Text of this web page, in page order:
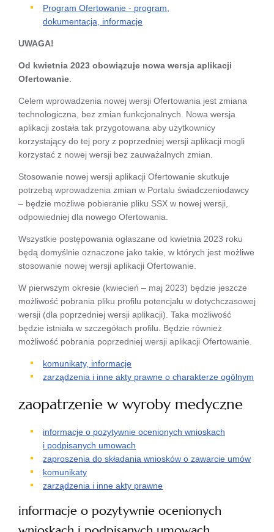
Program Ofertowanie - program,
dokumentacja, informacje
UWAGA!
Od kwietnia 2023 obowiązuje nowa wersja aplikacji
Ofertowanie
Celem wprowadzenia nowej wersji Ofertowania jest zmiana
technologiczna, bez zmian funkcjonalnych. Nowa wersja
aplikacji została tak przygotowana aby użytkownicy
korzystający do tej pory z poprzedniej wersji aplikacji mogli
korzystać z nowej wersji bez zauważalnych zmian.
Stosowanie nowej wersji aplikacji Ofertowanie skutkuje
potrzebą wprowadzenia zmian w Portalu świadczeniodawcy
– będzie możliwe pobieranie pliku SSX w nowej wersji,
odpowiedniej dla nowego Ofertowania.
Wszystkie postępowania ogłaszane od kwietnia 2023 roku
będą domyślnie oznaczone jako takie, w których jest możliwe
stosowanie nowej wersji aplikacji Ofertowanie.
W pierwszym okresie (kwiecień – maj 2023) będzie jeszcze
możliwość pobrania pliku profilu potencjału w dotychczasowej
wersji (dla poprzedniej wersji aplikacji). Taka możliwość
będzie istniała w szczegółach profilu. Będzie również
możliwość pobrania poprzedniej wersji aplikacji Ofertowanie.
komunikaty, informacje
zarządzenia i inne akty prawne o charakterze ogólnym
zaopatrzenie w wyroby medyczne
informacje o pozytywnie ocenionych wnioskach
i podpisanych umowach
zaproszenia do składania wniosków o zawarcie umów
komunikaty
zarządzenia i inne akty prawne
informacje o pozytywnie ocenionych